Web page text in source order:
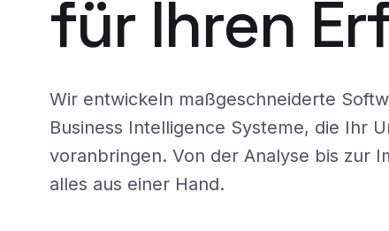
für Ihren
Wir entwickeln maßgeschneiderte
Business Intelligence Systeme, die Ihr
voranbringen. Von der Analyse bis zur
alles aus einer Hand.